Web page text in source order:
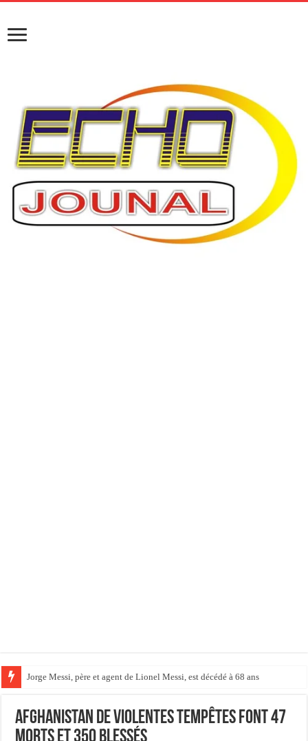
Jorge Messi, père et agent de Lionel Messi, est décédé à 68 ans
Vinícius Júnior prolonge jusqu’en 2032 et s’inscrit dans la légende
Afghanistan De violentes tempêtes font 47